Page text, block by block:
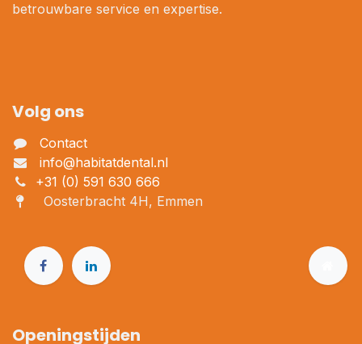
betrouwbare service en expertise.
Volg ons
Contact
info@habitatdental.nl
+31 (0) 591 630 666
Oosterbracht 4H, Emmen
Openingstijden